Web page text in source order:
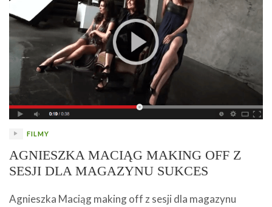
FILMY
AGNIESZKA MACIĄG MAKING OFF Z
SESJI DLA MAGAZYNU SUKCES
Agnieszka Maciąg making off z sesji dla magazynu